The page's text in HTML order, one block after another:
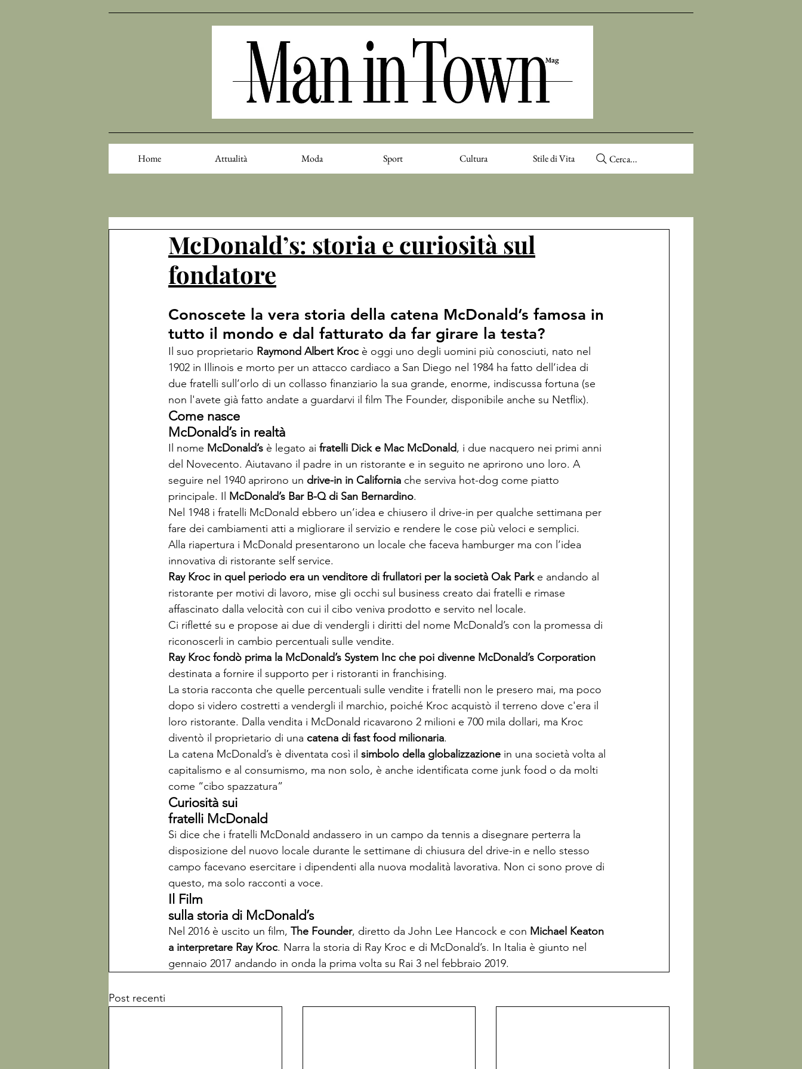
Home Attualità Moda Sport Cultura Stile di Vita Cerca...
McDonald’s: storia e curiosità sul
fondatore
Conoscete la vera storia della catena McDonald’s famosa in
tutto il mondo e dal fatturato da far girare la testa?
Il suo proprietario Raymond Albert Kroc è oggi uno degli uomini più conosciuti, nato nel
1902 in Illinois e morto per un attacco cardiaco a San Diego nel 1984 ha fatto dell’idea di
due fratelli sull’orlo di un collasso finanziario la sua grande, enorme, indiscussa fortuna (se
non l'avete già fatto andate a guardarvi il film The Founder, disponibile anche su Netflix).
Come nasce
McDonald’s in realtà
Il nome McDonald’s è legato ai fratelli Dick e Mac McDonald, i due nacquero nei primi anni
del Novecento. Aiutavano il padre in un ristorante e in seguito ne aprirono uno loro. A
seguire nel 1940 aprirono un drive-in in California che serviva hot-dog come piatto
principale. Il McDonald’s Bar B-Q di San Bernardino.
Nel 1948 i fratelli McDonald ebbero un’idea e chiusero il drive-in per qualche settimana per
fare dei cambiamenti atti a migliorare il servizio e rendere le cose più veloci e semplici.
Alla riapertura i McDonald presentarono un locale che faceva hamburger ma con l’idea
innovativa di ristorante self service.
Ray Kroc in quel periodo era un venditore di frullatori per la società Oak Park e andando al
ristorante per motivi di lavoro, mise gli occhi sul business creato dai fratelli e rimase
affascinato dalla velocità con cui il cibo veniva prodotto e servito nel locale.
Ci rifletté su e propose ai due di vendergli i diritti del nome McDonald’s con la promessa di
riconoscerli in cambio percentuali sulle vendite.
Ray Kroc fondò prima la McDonald’s System Inc che poi divenne McDonald’s Corporation
destinata a fornire il supporto per i ristoranti in franchising.
La storia racconta che quelle percentuali sulle vendite i fratelli non le presero mai, ma poco
dopo si videro costretti a vendergli il marchio, poiché Kroc acquistò il terreno dove c'era il
loro ristorante. Dalla vendita i McDonald ricavarono 2 milioni e 700 mila dollari, ma Kroc
diventò il proprietario di una catena di fast food milionaria.
La catena McDonald’s è diventata così il simbolo della globalizzazione in una società volta al
capitalismo e al consumismo, ma non solo, è anche identificata come junk food o da molti
come “cibo spazzatura”
Curiosità sui
fratelli McDonald
Si dice che i fratelli McDonald andassero in un campo da tennis a disegnare perterra la
disposizione del nuovo locale durante le settimane di chiusura del drive-in e nello stesso
campo facevano esercitare i dipendenti alla nuova modalità lavorativa. Non ci sono prove di
questo, ma solo racconti a voce.
Il Film
sulla storia di McDonald’s
Nel 2016 è uscito un film, The Founder, diretto da John Lee Hancock e con Michael Keaton
a interpretare Ray Kroc. Narra la storia di Ray Kroc e di McDonald’s. In Italia è giunto nel
gennaio 2017 andando in onda la prima volta su Rai 3 nel febbraio 2019.
Post recenti